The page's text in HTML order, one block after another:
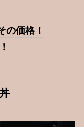
の価格！